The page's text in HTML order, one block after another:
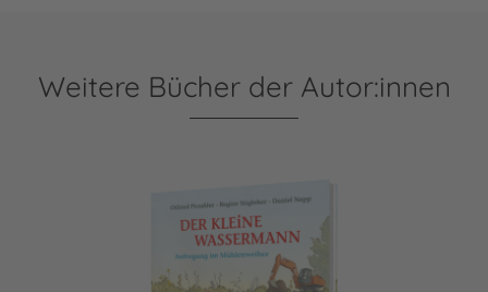
Weitere Bücher der Autor:innen